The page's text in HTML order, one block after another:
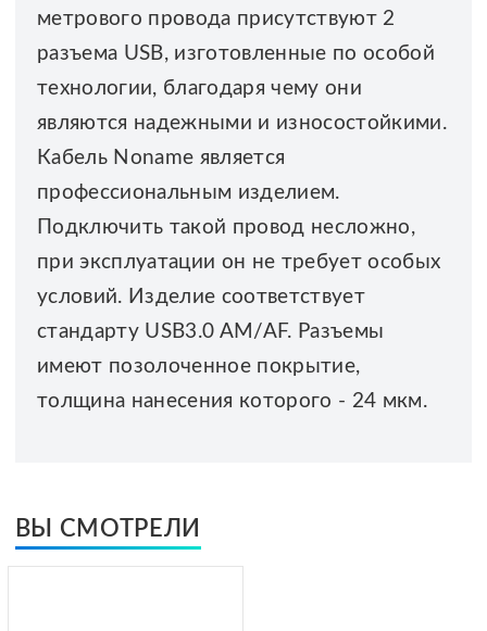
метрового провода присутствуют 2
разъема USB, изготовленные по особой
технологии, благодаря чему они
являются надежными и износостойкими.
Кабель Noname является
профессиональным изделием.
Подключить такой провод несложно,
при эксплуатации он не требует особых
условий. Изделие соответствует
стандарту USB3.0 AM/AF. Разъемы
имеют позолоченное покрытие,
толщина нанесения которого - 24 мкм.
ВЫ СМОТРЕЛИ